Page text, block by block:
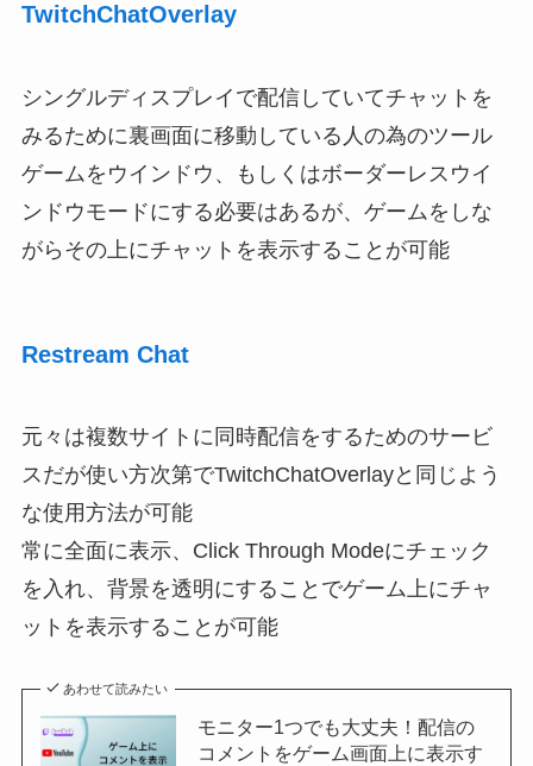
TwitchChatOverlay
シングルディスプレイで配信していてチャットを
みるために裏画面に移動している人の為のツール
ゲームをウインドウ、もしくはボーダーレスウイ
ンドウモードにする必要はあるが、ゲームをしな
がらその上にチャットを表示することが可能
Restream Chat
元々は複数サイトに同時配信をするためのサービ
スだが使い方次第でTwitchChatOverlayと同じよう
な使用方法が可能
常に全面に表示、Click Through Modeにチェック
を入れ、背景を透明にすることでゲーム上にチャ
ットを表示することが可能
あわせて読みたい
モニター1つでも大丈夫！配信の
コメントをゲーム画面上に表示す